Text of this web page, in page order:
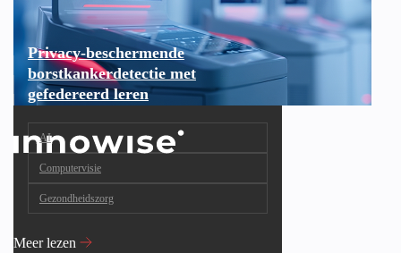
Privacy-beschermende
borstkankerdetectie met
gefedereerd leren
AI
Computervisie
Gezondheidszorg
Meer lezen